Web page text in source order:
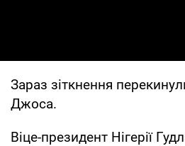
Зараз зіткнення
Джоса.
Віце-президент Нігерії